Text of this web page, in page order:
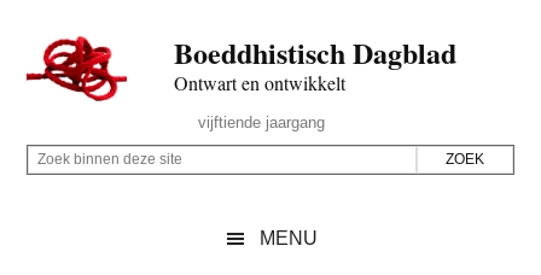
naar
de
inhoud
secondary
naar
de
sidebar
naar
de
Boeddhistisch Dagblad
Ontwart en ontwikkelt
Rechts
vijftiende jaargang
Z
Z
MENU